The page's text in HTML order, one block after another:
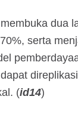
dua
serta
(id14)